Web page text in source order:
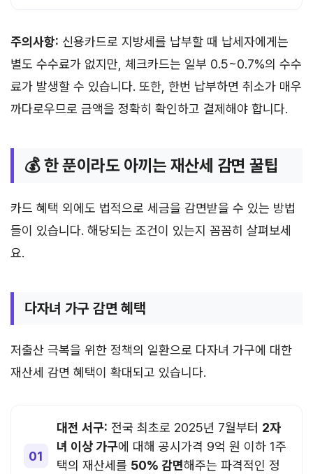
주의사항: 신용카드로 지방세를 납부할 때 납세자에게는
별도 수수료가 없지만, 체크카드는 일부 0.5~0.7%의 수수
료가 발생할 수 있습니다. 또한, 한번 납부하면 취소가 매우
까다로우므로 금액을 정확히 확인하고 결제해야 합니다.
💰 한 푼이라도 아끼는 재산세 감면 꿀팁
카드 혜택 외에도 법적으로 세금을 감면받을 수 있는 방법
들이 있습니다. 해당되는 조건이 있는지 꼼꼼히 살펴보세
요.
다자녀 가구 감면 혜택
저출산 극복을 위한 정책의 일환으로 다자녀 가구에 대한
재산세 감면 혜택이 확대되고 있습니다.
대전 서구: 전국 최초로 2025년 7월부터 2자
녀 이상 가구에 대해 공시가격 9억 원 이하 1주
택의 재산세를 50% 감면해주는 파격적인 정